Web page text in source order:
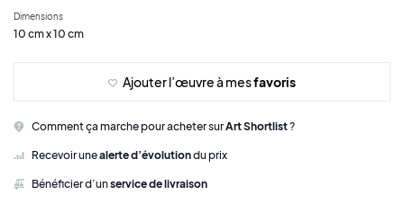
Dimensions
10 cm x 10 cm
Ajouter l’œuvre à mesfavoris
Comment ça marche pour acheter surArt Shortlist?
Recevoir unealerte d’évolutiondu prix
Bénéficier d’unservice de livraison